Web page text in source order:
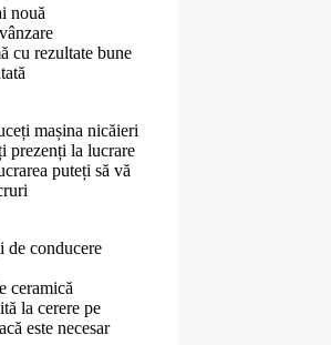
nouă
cu rezultate bune
mașina nicăieri
prezenți la lucrare
puteți să vă
de conducere
ceramică
la cerere pe
este necesar